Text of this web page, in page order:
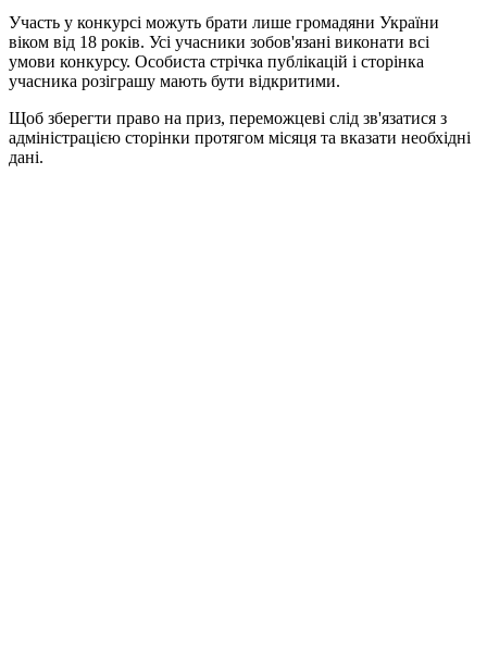
Участь у конкурсі можуть брати лише громадяни України
віком від 18 років. Усі учасники зобов'язані виконати всі
умови конкурсу. Особиста стрічка публікацій і сторінка
учасника розіграшу мають бути відкритими.
Щоб зберегти право на приз, переможцеві слід зв'язатися з
адміністрацією сторінки протягом місяця та вказати необхідні
дані.